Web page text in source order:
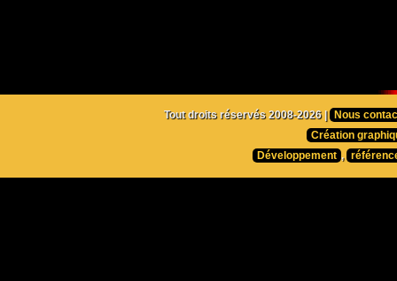
Tout droits réservés 2008-2026 |
Nous
Création
Développement ,